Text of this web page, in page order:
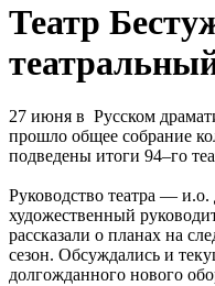
Театр
27 июня в Русском
прошло общее собрание
подведены итоги 94–го
Руководство театра —
художественный
рассказали о планах на
сезон. Обсуждались и
долгожданного нового